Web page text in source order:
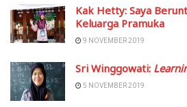
Kak Hetty: Saya
Keluarga Pramuka
9 NOVEMBER 2019
Sri Winggowati:
5 NOVEMBER 2019